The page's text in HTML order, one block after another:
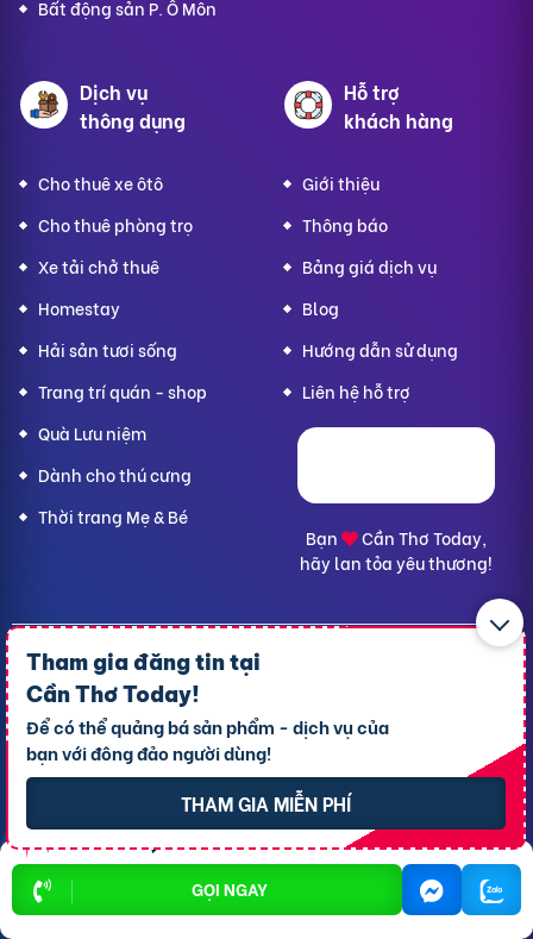
GỌI NGAY
Tham gia đăng tin tại
Cần Thơ Today!
Để có thể quảng bá sản phẩm - dịch vụ của
bạn với đông đảo người dùng!
THAM GIA MIỄN PHÍ
Bất động sản P. Ô Môn
Dịch vụ
thông dụng
Cho thuê xe ôtô
Cho thuê phòng trọ
Xe tải chở thuê
Homestay
Hải sản tươi sống
Trang trí quán - shop
Quà Lưu niệm
Dành cho thú cưng
Thời trang Mẹ & Bé
Hỗ trợ
khách hàng
Giới thiệu
Thông báo
Bảng giá dịch vụ
Blog
Hướng dẫn sử dụng
Liên hệ hỗ trợ
Bạn
Cần Thơ Today,
hãy lan tỏa yêu thương!
CÔNG TY TNHH RAO VẶT NHANH
Địa chỉ trụ sở chính: 7 Trần Minh Sơn, phường Tân An, TP.
Cần Thơ
Giấy CNĐKDN: 1801717351 – Ngày cấp: 24/01/2022 - Cơ
quan cấp: Phòng Đăng ký kinh doanh – Sở kế hoạch và
Đầu tư TP. Cần Thơ
Liên hệ hỗ trợ- Hotline:09190.09290
Điều khoản-Quy chế hoạt động
Chính sách bảo mật thông tin